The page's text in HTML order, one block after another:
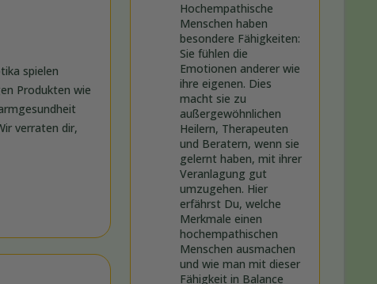
Hochempathische
Menschen haben
besondere Fähigkeiten:
Sie fühlen die
Emotionen anderer wie
ihre eigenen. Dies
macht sie zu
außergewöhnlichen
Heilern, Therapeuten
und Beratern, wenn sie
gelernt haben, mit ihrer
Veranlagung gut
umzugehen. Hier
erfährst Du, welche
Merkmale einen
hochempathischen
Menschen ausmachen
und wie man mit dieser
Fähigkeit in Balance
spielen
Produkten wie
verraten dir,